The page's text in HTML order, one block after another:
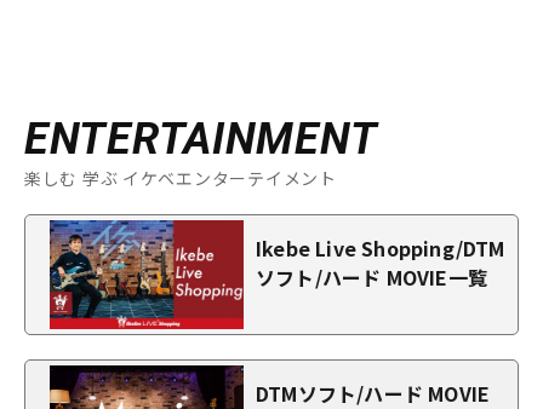
ENTERTAINMENT
楽しむ 学ぶ イケベエンターテイメント
Ikebe Live Shopping/DTM
ソフト/ハード MOVIE一覧
DTMソフト/ハード MOVIE